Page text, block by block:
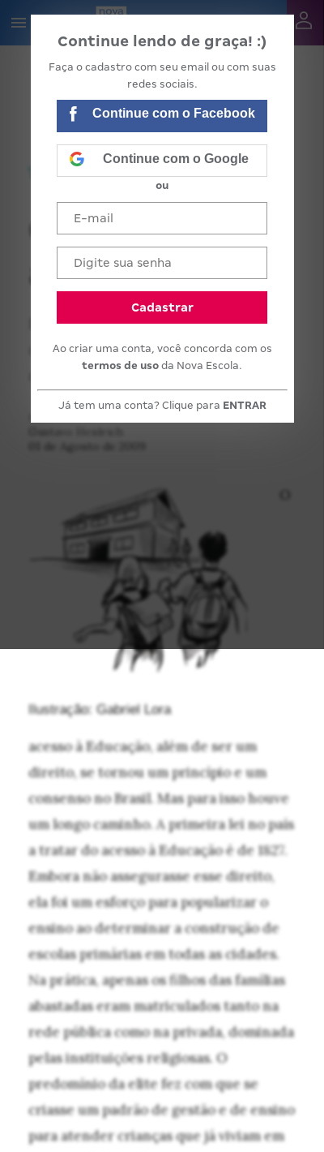
Continue lendo de graça! :)
Faça o cadastro com seu email ou com suas
redes sociais.
Continue com o Facebook
Continue com o Google
ou
Cadastrar
Ao criar uma conta, você concorda com os
termos de uso da Nova Escola.
Já tem uma conta? Clique para ENTRAR
O direito de
aprender
Educação para todos é
conquista recente e muda ação
01 de Agosto de 2009
Ilustração: Gabriel Lora
acesso à Educação, além de ser um
direito, se tornou um princípio e um
consenso no Brasil. Mas para isso houve
um longo caminho. A primeira lei no país
a tratar do acesso à Educação é de 1827.
Embora não assegurasse esse direito,
ela foi um esforço para popularizar o
ensino ao determinar a construção de
escolas primárias em todas as cidades.
Na prática, apenas os filhos das famílias
abastadas eram matriculados tanto na
rede pública como na privada, dominada
pelas instituições religiosas. O
predomínio da elite fez com que se
criasse um padrão de gestão e de ensino
para atender crianças que já viviam em